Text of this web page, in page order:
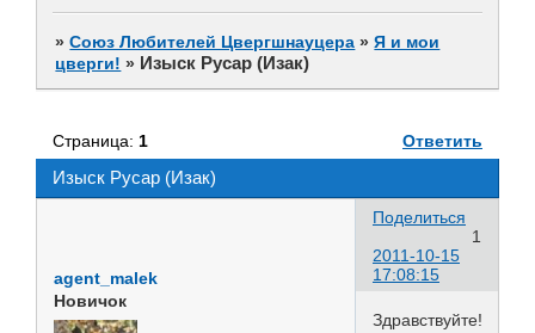
»Союз Любителей Цвергшнауцера »Я и мои
цверги! » Изыск Русар (Изак)
Изыск Русар (Изак)
Страница: 1 Ответить
Поделиться
1
2011-10-15
17:08:15
agent_malek
Новичок
Здравствуйте!